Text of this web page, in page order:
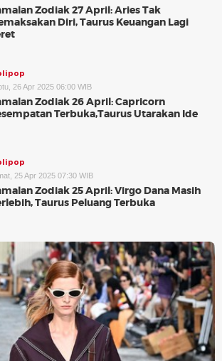
Zodiak 27 April: Aries Tak
Diri, Taurus Keuangan Lagi
26 Apr 2025 06:00 WIB
Zodiak 26 April: Capricorn
Terbuka,Taurus Utarakan Ide
25 Apr 2025 07:30 WIB
Zodiak 25 April: Virgo Dana Masih
Taurus Peluang Terbuka